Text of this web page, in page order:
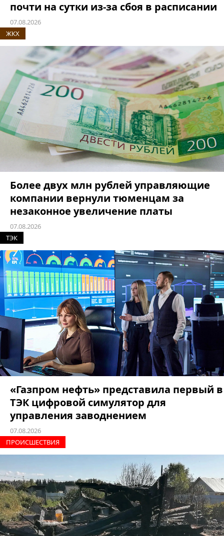
почти на сутки из-за сбоя в расписании
07.08.2026
ЖКХ
Более двух млн рублей управляющие
компании вернули тюменцам за
незаконное увеличение платы
07.08.2026
ТЭК
«Газпром нефть» представила первый в
ТЭК цифровой симулятор для
управления заводнением
07.08.2026
ПРОИCШЕСТВИЯ